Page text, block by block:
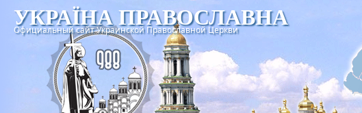
УКРАЇНА ПРАВОСЛАВНА
Официальный сайт Украинской Православной Церкви